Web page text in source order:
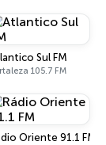
Sul FM
105.7 FM
Oriente 91.1 FM